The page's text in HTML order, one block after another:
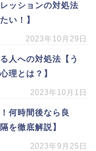
ッションの対処法
い！】
2023年10月29日
人への対処法【う
理とは？】
2023年10月1日
何時間後なら良
を徹底解説】
2023年9月25日